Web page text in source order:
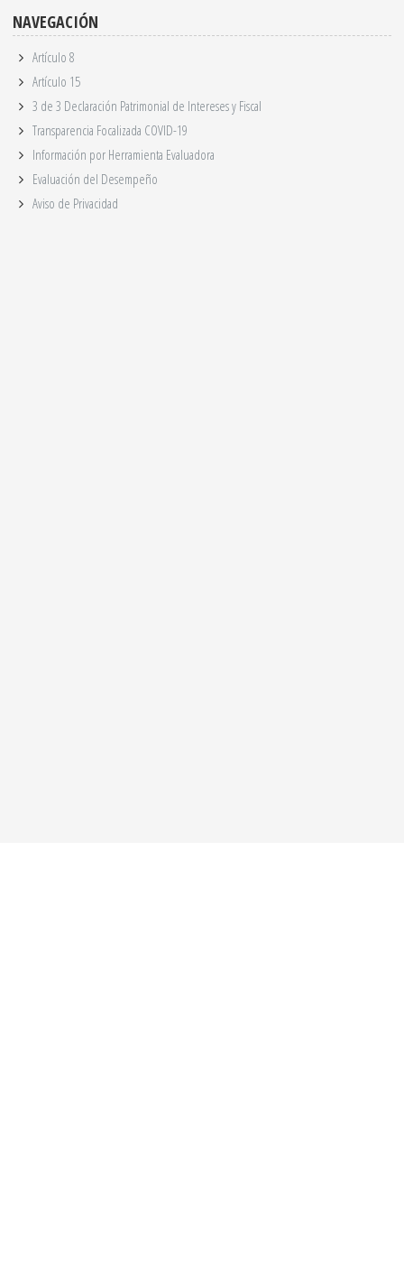
NAVEGACIÓN
Artículo 8
Artículo 15
3 de 3 Declaración Patrimonial de Intereses y Fiscal
Transparencia Focalizada COVID-19
Información por Herramienta Evaluadora
Evaluación del Desempeño
Aviso de Privacidad